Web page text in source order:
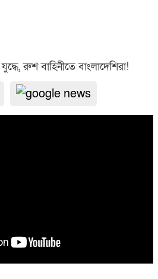
রুশ বাহিনীতে বাংলাদেশিরা!